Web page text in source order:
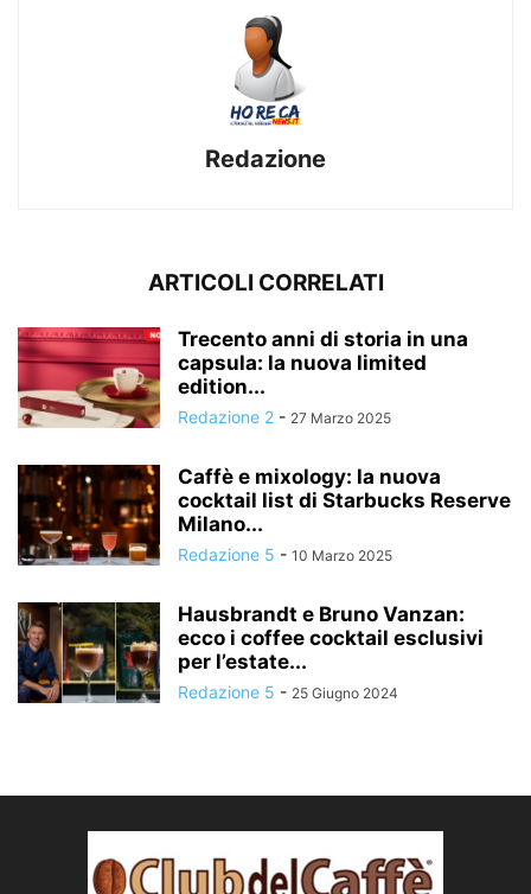
Redazione
ARTICOLI CORRELATI
Trecento anni di storia in una
capsula: la nuova limited
edition...
Redazione 2 - 27 Marzo 2025
Caffè e mixology: la nuova
cocktail list di Starbucks Reserve
Milano...
Redazione 5 - 10 Marzo 2025
Hausbrandt e Bruno Vanzan:
ecco i coffee cocktail esclusivi
per l’estate...
Redazione 5 - 25 Giugno 2024